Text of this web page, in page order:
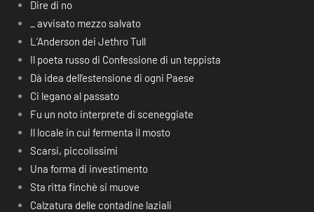
Dire di no
_ avvisato mezzo salvato
L’Anderson dei Jethro Tull
Il poeta russo di Confessione di un teppista
Dà idea dell’estensione di ogni Paese
Ci legano al passato
Fu un noto interprete di sceneggiate
Il locale in cui fermenta il mosto
Scarsi, piccolissimi
Una forma di investimento
Sta ritta finchè si muove
Calzatura delle contadine laziali